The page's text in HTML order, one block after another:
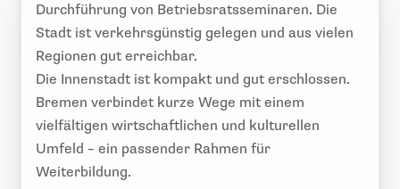
Durchführung von Betriebsratsseminaren. Die
Stadt ist verkehrsgünstig gelegen und aus vielen
Regionen gut erreichbar.
Die Innenstadt ist kompakt und gut erschlossen.
Bremen verbindet kurze Wege mit einem
vielfältigen wirtschaftlichen und kulturellen
Umfeld – ein passender Rahmen für
Weiterbildung.